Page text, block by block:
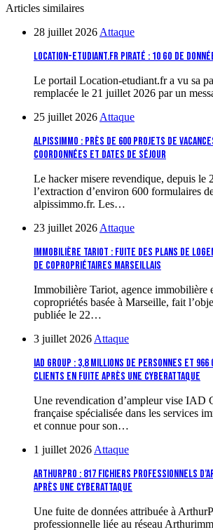
Articles similaires
28 juillet 2026 Attaque
Location-etudiant.fr piraté : 10 Go de
Le portail Location-etudiant.fr a vu sa
remplacée le 21 juillet 2026 par un
25 juillet 2026 Attaque
Alpissimmo : près de 600 projets de
coordonnées et dates de séjour
Le hacker misere revendique, depuis le
l’extraction d’environ 600 formulaires
alpissimmo.fr. Les…
23 juillet 2026 Attaque
Immobilière Tariot : fuite des plans de
de copropriétaires marseillais
Immobilière Tariot, agence immobilière
copropriétés basée à Marseille, fait
publiée le 22…
3 juillet 2026 Attaque
IAD Group : 3,8 millions de personnes et 966
clients en fuite après une cyberattaque
Une revendication d’ampleur vise IAD
française spécialisée dans les services
et connue pour son…
1 juillet 2026 Attaque
ArthurPro : 817 fichiers professionnels
après une cyberattaque
Une fuite de données attribuée à
professionnelle liée au réseau